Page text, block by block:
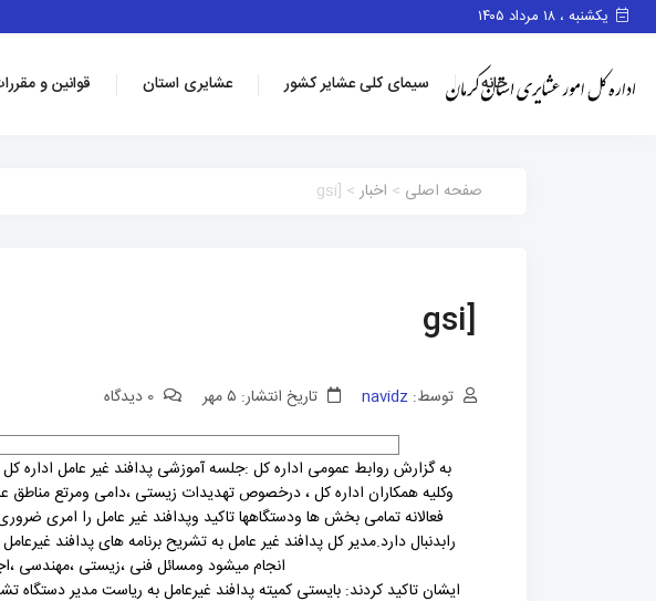
یکشنبه ، ۱۸ مرداد ۱۴۰۵
خانه سیمای کلی عشایر کشور عشایری استان قوانین و
صفحه اصلی > اخبار> [gsi
[gsi
توسط: navidz تاریخ انتشار: ۵ مهر
به گزارش روابط عمومی اداره کل :جلسه آموزشی پدافند غیر عامل اداره
وکلیه همکاران اداره کل ، درخصوص تهدیدات زیستی ،دامی ومرتع
فعالانه تمامی بخش ها ودستگاهها تاکید وپدافند غیر عامل را امری
رابدنبال دارد.مدیر کل پدافند غیر عامل به تشریح برنامه های پدافند
انجام میشود ومسائل فنی ،زیستی ،مهندسی